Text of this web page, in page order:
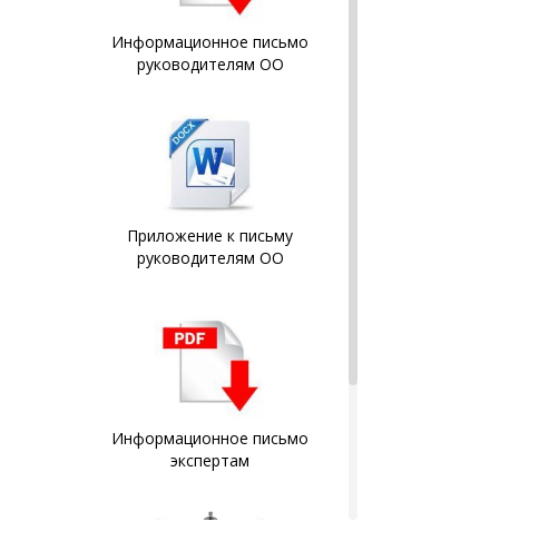
Информационное письмо
руководителям ОО
Приложение к письму
руководителям ОО
Информационное письмо
экспертам